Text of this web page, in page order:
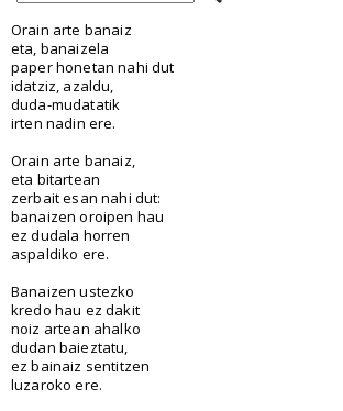
Orain arte banaiz
eta, banaizela
paper honetan nahi dut
idatziz, azaldu,
duda-mudatatik
irten nadin ere.
Orain arte banaiz,
eta bitartean
zerbait esan nahi dut:
banaizen oroipen hau
ez dudala horren
aspaldiko ere.
Banaizen ustezko
kredo hau ez dakit
noiz artean ahalko
dudan baieztatu,
ez bainaiz sentitzen
luzaroko ere.